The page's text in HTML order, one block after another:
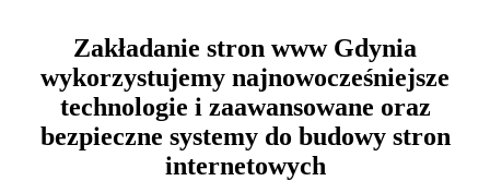
Zakładanie stron www Gdynia
wykorzystujemy najnowocześniejsze
technologie i zaawansowane oraz
bezpieczne systemy do budowy stron
internetowych